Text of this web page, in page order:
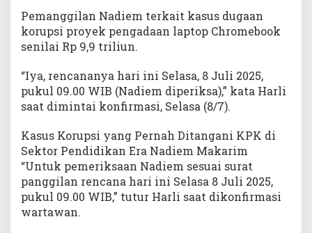
Pemanggilan Nadiem terkait kasus dugaan
korupsi proyek pengadaan laptop Chromebook
senilai Rp 9,9 triliun.
“Iya, rencananya hari ini Selasa, 8 Juli 2025,
pukul 09.00 WIB (Nadiem diperiksa),” kata Harli
saat dimintai konfirmasi, Selasa (8/7).
Kasus Korupsi yang Pernah Ditangani KPK di
Sektor Pendidikan Era Nadiem Makarim
“Untuk pemeriksaan Nadiem sesuai surat
panggilan rencana hari ini Selasa 8 Juli 2025,
pukul 09.00 WIB,” tutur Harli saat dikonfirmasi
wartawan.